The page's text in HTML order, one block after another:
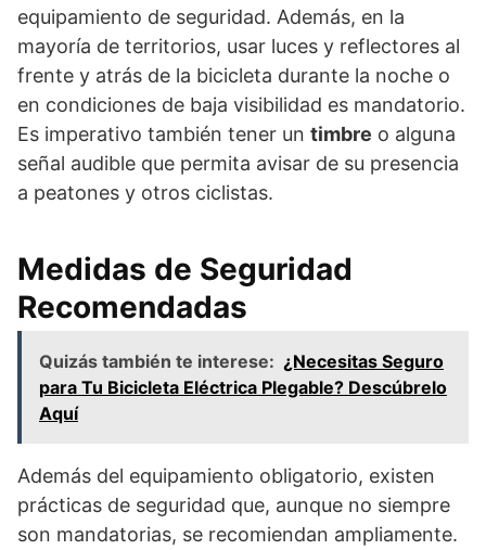
equipamiento de seguridad. Además, en la
mayoría de territorios, usar luces y reflectores al
frente y atrás de la bicicleta durante la noche o
en condiciones de baja visibilidad es mandatorio.
Es imperativo también tener un timbre o alguna
señal audible que permita avisar de su presencia
a peatones y otros ciclistas.
Medidas de Seguridad
Recomendadas
Quizás también te interese: ¿Necesitas Seguro
para Tu Bicicleta Eléctrica Plegable? Descúbrelo
Aquí
Además del equipamiento obligatorio, existen
prácticas de seguridad que, aunque no siempre
son mandatorias, se recomiendan ampliamente.